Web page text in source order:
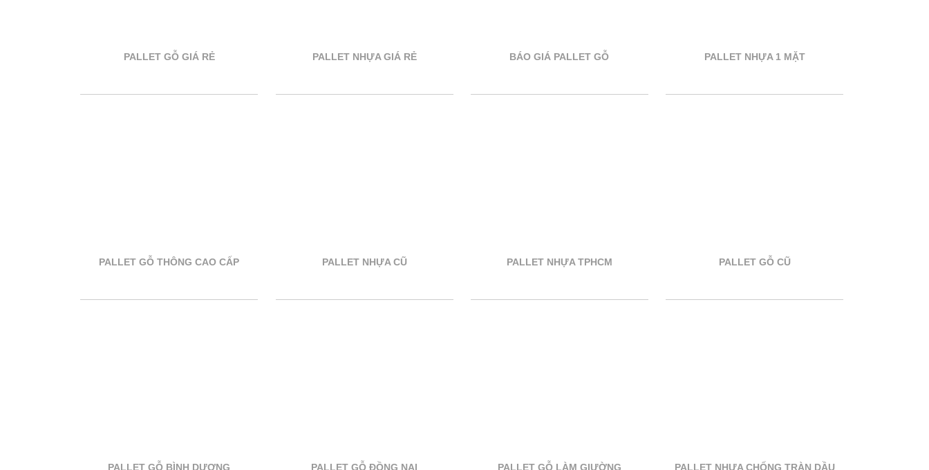
PALLET GỖ GIÁ RẺ PALLET NHỰA GIÁ RẺ BÁO GIÁ PALLET GỖ PALLET NHỰA 1 MẶT
PALLET GỖ THÔNG CAO CẤP PALLET NHỰA CŨ PALLET NHỰA TPHCM PALLET GỖ CŨ
PALLET GỖ BÌNH DƯƠNG PALLET GỖ ĐỒNG NAI PALLET GỖ LÀM GIƯỜNG PALLET NHỰA CHỐNG TRÀN DẦU